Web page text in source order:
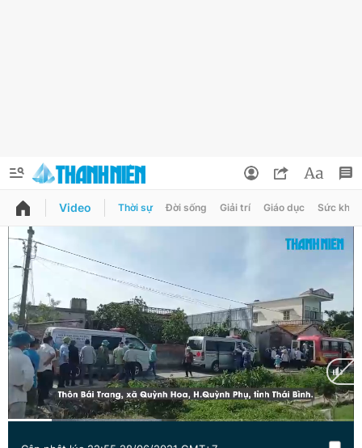
QUẢNG CÁO
Chuyên mục
Chuyên mục khác
Chào ngày mới Tin 24h
Tin thị trường Tin 360
Thông tin tài khoản
Đổi mật khẩu
Tin đã lưu
Tin đã xem
Đăng xuất
Video Thời sự Đời sống Giải trí Giáo dục Sức khỏe